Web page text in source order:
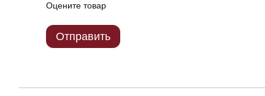
Оцените товар
Отправить